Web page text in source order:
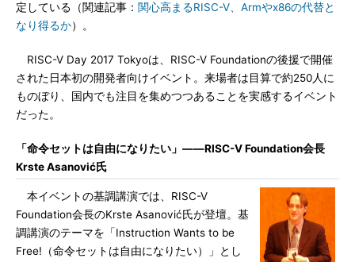
定している（関連記事： 関心高まるRISC-V、Armやx86の代替と
なり得るか）。
RISC-V Day 2017 Tokyoは、RISC-V Foundationの後援で開催
された日本初の開発者向けイベント。来場者は目算で約250人に
ものぼり、国内でも注目を集めつつあることを実感するイベント
だった。
「命令セットは自由になりたい」――RISC-V Foundation会長
Krste Asanović氏
本イベントの基調講演では、RISC-V
Foundation会長のKrste Asanović氏が登壇。基
調講演のテーマを「Instruction Wants to be
Free!（命令セットは自由になりたい）」とし